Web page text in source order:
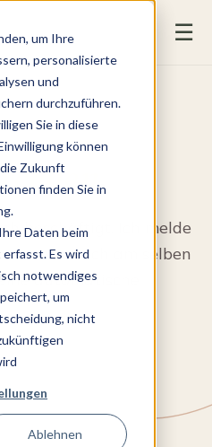
um Ihre
personalisierte
und
durchzuführen.
Sie in diese
können
Zukunft
finden Sie in
.
Daten beim
Es wird
notwendiges
um
nicht
Ablehnen
· YOGA
☰
.
beschäftigt. Ich melde
— meist noch am selben
automatische